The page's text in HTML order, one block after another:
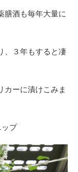
膳酒も毎年大量に
、３年もすると凄
カーに漬けこみま
プ